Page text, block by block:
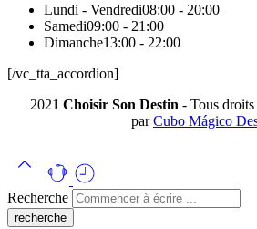
Lundi - Vendredi08:00 - 20:00
Samedi09:00 - 21:00
Dimanche13:00 - 22:00
[/vc_tta_accordion]
2021 Choisir Son Destin - Tous
parCubo Mágico
Recherche